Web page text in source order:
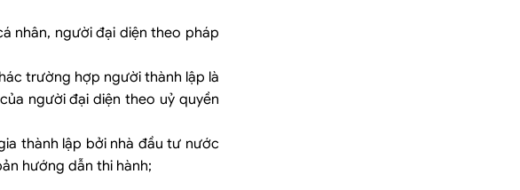
nhân, người đại diện theo pháp
trường hợp người thành lập là
người đại diện theo uỷ quyền
thành lập bởi nhà đầu tư nước
hướng dẫn thi hành;